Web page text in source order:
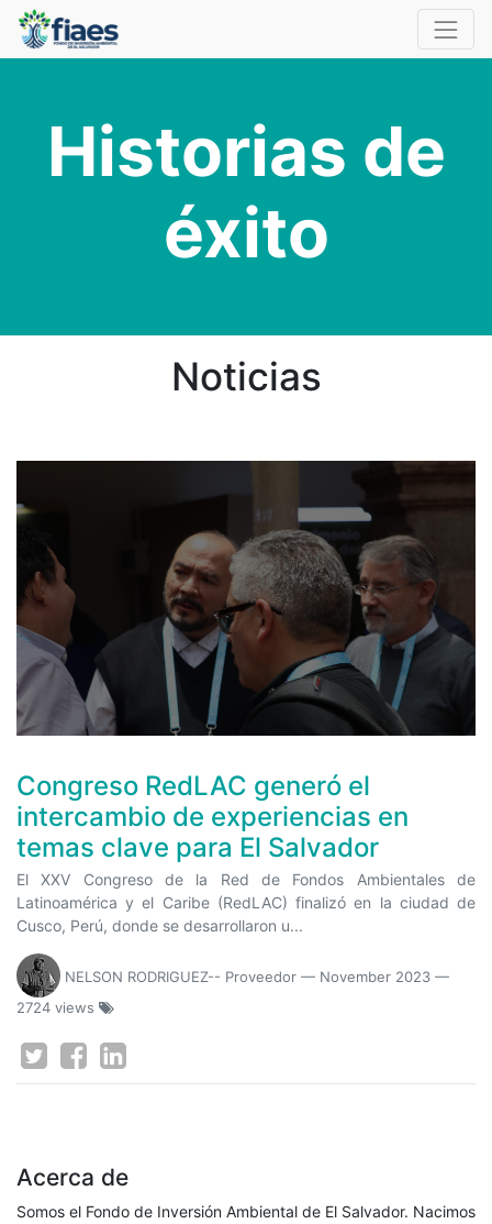
Historias de
éxito
Noticias
Congreso RedLAC generó el
intercambio de experiencias en
temas clave para El Salvador
El XXV Congreso de la Red de Fondos Ambientales de
Latinoamérica y el Caribe (RedLAC) finalizó en la ciudad de
Cusco, Perú, donde se desarrollaron u...
NELSON RODRIGUEZ-- Proveedor — November 2023 —
2724 views
Acerca de
Somos el Fondo de Inversión Ambiental de El Salvador. Nacimos